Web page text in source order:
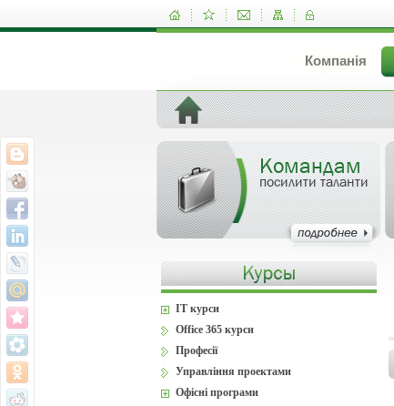
Компанія
Командам
посилити таланти
IT курси
Office 365 курси
Професії
Управління проектами
Офісні програми